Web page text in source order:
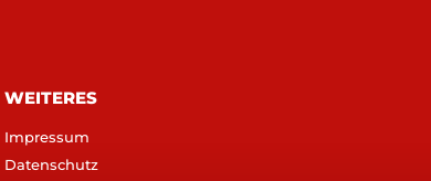
WEITERES
Impressum
Datenschutz